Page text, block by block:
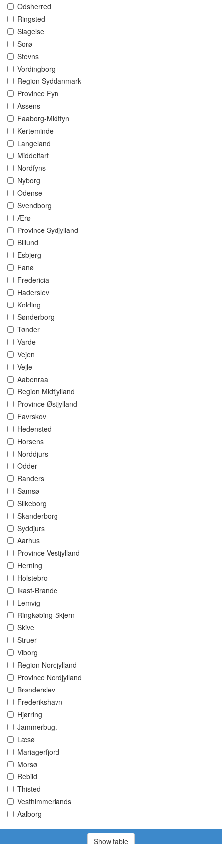
Odsherred
Ringsted
Slagelse
Sorø
Stevns
Vordingborg
Region Syddanmark
Province Fyn
Assens
Faaborg-Midtfyn
Kerteminde
Langeland
Middelfart
Nordfyns
Nyborg
Odense
Svendborg
Ærø
Province Sydjylland
Billund
Esbjerg
Fanø
Fredericia
Haderslev
Kolding
Sønderborg
Tønder
Varde
Vejen
Vejle
Aabenraa
Region Midtjylland
Province Østjylland
Favrskov
Hedensted
Horsens
Norddjurs
Odder
Randers
Samsø
Silkeborg
Skanderborg
Syddjurs
Aarhus
Province Vestjylland
Herning
Holstebro
Ikast-Brande
Lemvig
Ringkøbing-Skjern
Skive
Struer
Viborg
Region Nordjylland
Province Nordjylland
Brønderslev
Frederikshavn
Hjørring
Jammerbugt
Læsø
Mariagerfjord
Morsø
Rebild
Thisted
Vesthimmerlands
Aalborg
Show table